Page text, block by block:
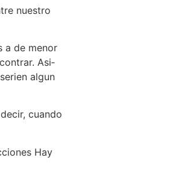
nuestro
a de menor
Asi­
algun
cuando
Hay